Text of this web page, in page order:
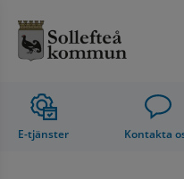
E-tjänster Kontakta